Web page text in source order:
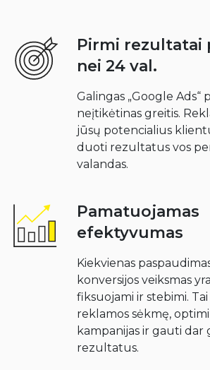
Pirmi rezultatai
nei 24 val.
Galingas „Google Ads“
neįtikėtinas greitis.
jūsų potencialius
duoti rezultatus vos
valandas.
Pamatuojamas
efektyvumas
Kiekvienas
konversijos veiksmas
fiksuojami ir stebimi.
reklamos sėkmę,
kampanijas ir gauti dar
rezultatus.